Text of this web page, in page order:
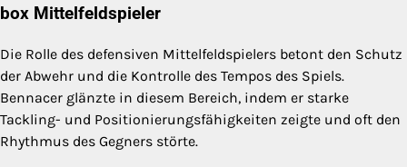
box Mittelfeldspieler
Die Rolle des defensiven Mittelfeldspielers betont den Schutz
der Abwehr und die Kontrolle des Tempos des Spiels.
Bennacer glänzte in diesem Bereich, indem er starke
Tackling- und Positionierungsfähigkeiten zeigte und oft den
Rhythmus des Gegners störte.